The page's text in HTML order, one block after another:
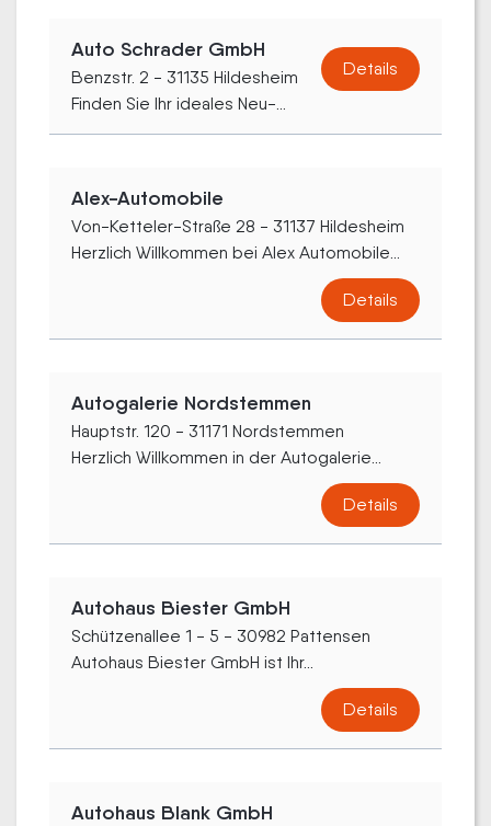
Auto Schrader GmbH
Benzstr. 2 - 31135 Hildesheim
Finden Sie Ihr ideales Neu-...
Details
Alex-Automobile
Von-Ketteler-Straße 28 - 31137 Hildesheim
Herzlich Willkommen bei Alex Automobile...
Details
Autogalerie Nordstemmen
Hauptstr. 120 - 31171 Nordstemmen
Herzlich Willkommen in der Autogalerie...
Details
Autohaus Biester GmbH
Schützenallee 1 - 5 - 30982 Pattensen
Autohaus Biester GmbH ist Ihr...
Details
Autohaus Blank GmbH